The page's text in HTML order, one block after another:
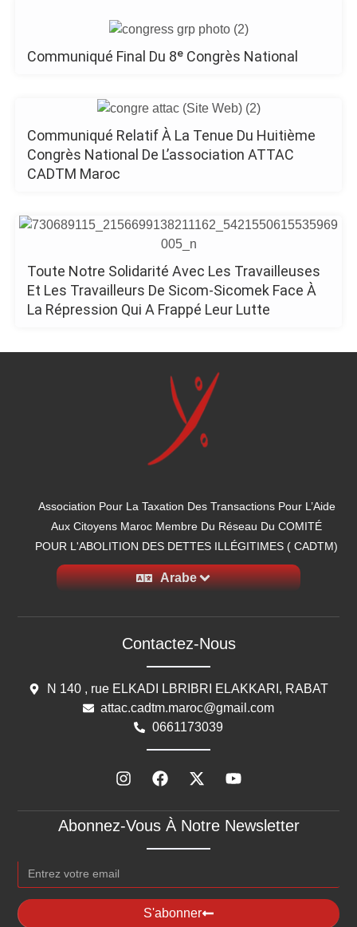
Communiqué Final Du 8ᵉ Congrès National
Communiqué Relatif À La Tenue Du Huitième
Congrès National De L’association ATTAC
CADTM Maroc
Toute Notre Solidarité Avec Les Travailleuses
Et Les Travailleurs De Sicom-Sicomek Face À
La Répression Qui A Frappé Leur Lutte
Abonnez-Vous À Notre Newsletter
S'abonner
Contactez-Nous
N 140 , rue ELKADI LBRIBRI ELAKKARI, RABAT
attac.cadtm.maroc@gmail.com
0661173039
Association Pour La Taxation Des Transactions Pour L’Aide
Aux Citoyens Maroc Membre Du Réseau Du COMITÉ
POUR L'ABOLITION DES DETTES ILLÉGITIMES ( CADTM)
Arabe